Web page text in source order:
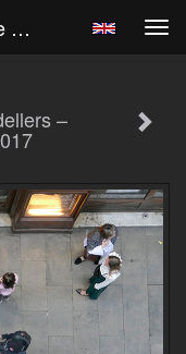
Pim Westerweel - Toeristen In De Escudellers – Barcelona April 2017
–